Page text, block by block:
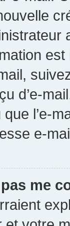
d’e-
l’e-
e-
me